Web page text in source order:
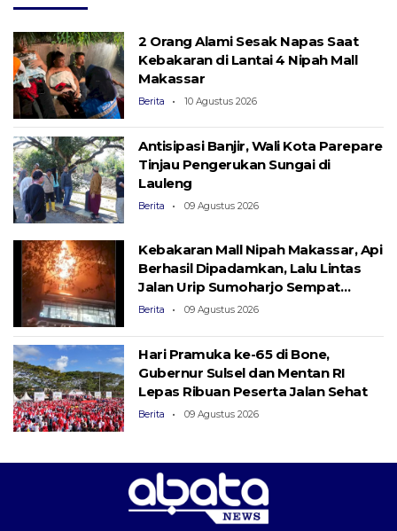
2 Orang Alami Sesak Napas Saat
Kebakaran di Lantai 4 Nipah Mall
Makassar
Berita 10 Agustus 2026
Antisipasi Banjir, Wali Kota Parepare
Tinjau Pengerukan Sungai di
Lauleng
Berita 09 Agustus 2026
Kebakaran Mall Nipah Makassar, Api
Berhasil Dipadamkan, Lalu Lintas
Jalan Urip Sumoharjo Sempat
Macet
Berita 09 Agustus 2026
Hari Pramuka ke-65 di Bone,
Gubernur Sulsel dan Mentan RI
Lepas Ribuan Peserta Jalan Sehat
Berita 09 Agustus 2026